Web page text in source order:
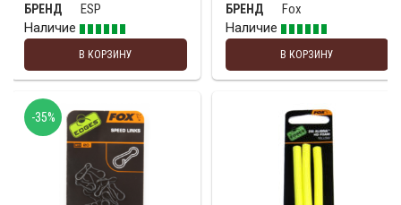
БРЕНД
ESP
Наличие
В КОРЗИНУ
БРЕНД
Fox
Наличие
В КОРЗИНУ
-35%